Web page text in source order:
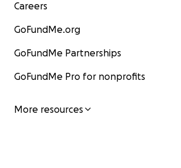
Careers
GoFundMe.org
GoFundMe Partnerships
GoFundMe Pro for nonprofits
More resources